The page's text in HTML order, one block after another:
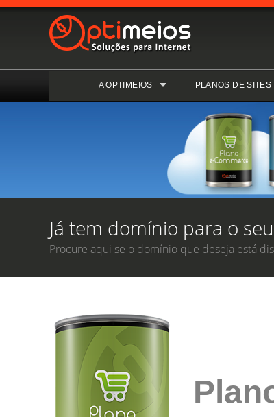
A OPTIMEIOS PLANOS DE SITES
Já tem domínio para o
Procure aqui se o domínio que deseja está